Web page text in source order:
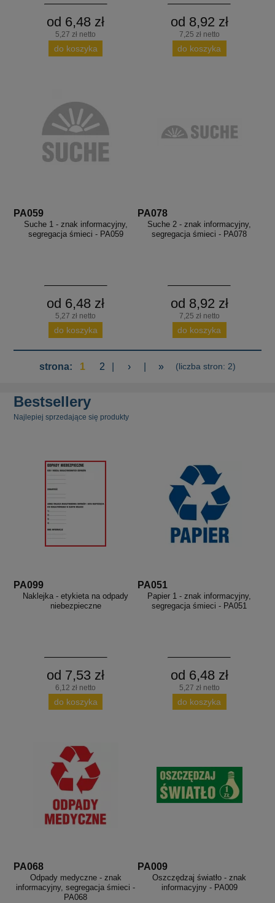
od 6,48 zł
5,27 zł netto
do koszyka
od 8,92 zł
7,25 zł netto
do koszyka
PA059
Suche 1 - znak informacyjny,
segregacja śmieci - PA059
od 6,48 zł
5,27 zł netto
do koszyka
PA078
Suche 2 - znak informacyjny,
segregacja śmieci - PA078
od 8,92 zł
7,25 zł netto
do koszyka
strona: 1 2 › » (liczba stron: 2)
Bestsellery
Najlepiej sprzedające się produkty
PA099
Naklejka - etykieta na odpady
niebezpieczne
od 7,53 zł
6,12 zł netto
do koszyka
PA051
Papier 1 - znak informacyjny,
segregacja śmieci - PA051
od 6,48 zł
5,27 zł netto
do koszyka
PA068
Odpady medyczne - znak
informacyjny, segregacja śmieci -
PA068
PA009
Oszczędzaj światło - znak
informacyjny - PA009